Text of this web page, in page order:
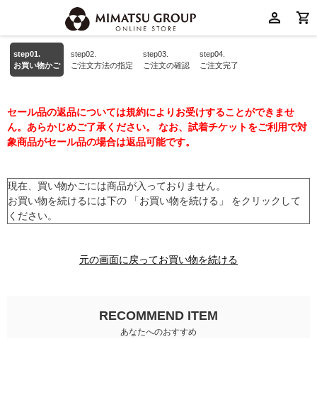
step01.
お買い物かご
step02.
ご注文方法の指定
step03.
ご注文の確認
step04.
ご注文完了
セール品の返品については規約によりお受けすることができませ
ん。あらかじめご了承ください。 なお、試着チケットをご利用で対
象商品がセール品の場合は返品可能です。
現在、買い物かごには商品が入っておりません。
お買い物を続けるには下の 「お買い物を続ける」 をクリックして
ください。
元の画面に戻ってお買い物を続ける
RECOMMEND ITEM
あなたへのおすすめ